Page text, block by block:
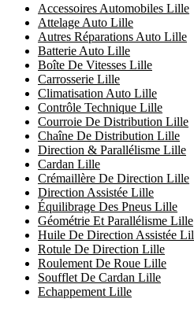
Accessoires Automobiles Lille
Attelage Auto Lille
Autres Réparations Auto Lille
Batterie Auto Lille
Boîte De Vitesses Lille
Carrosserie Lille
Climatisation Auto Lille
Contrôle Technique Lille
Courroie De Distribution Lille
Chaîne De Distribution Lille
Direction & Parallélisme Lille
Cardan Lille
Crémaillère De Direction Lille
Direction Assistée Lille
Équilibrage Des Pneus Lille
Géométrie Et Parallélisme Lille
Huile De Direction Assistée
Rotule De Direction Lille
Roulement De Roue Lille
Soufflet De Cardan Lille
Echappement Lille